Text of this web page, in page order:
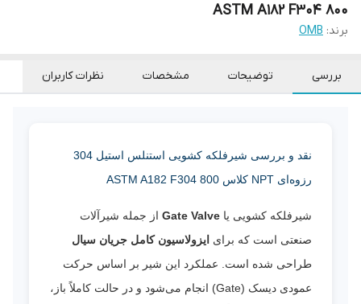
800 ASTM A182 F304
برند: OMB
بررسی توضیحات مشخصات نظرات کاربران
نقد و بررسی شیرفلکه کشویی استنلس استیل 304
رزوه‌ای NPT کلاس 800 ASTM A182 F304
شیرفلکه کشویی یا Gate Valve از جمله شیرآلات
صنعتی است که برای ایزولاسیون کامل جریان سیال
طراحی شده است. عملکرد این شیر بر اساس حرکت
عمودی دیسک (Gate) انجام می‌شود و در حالت کاملاً باز،